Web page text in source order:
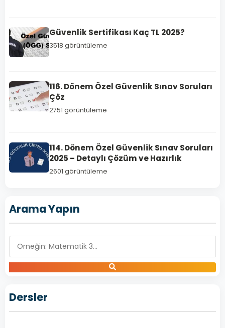
110.
Dönem
Özel
Silah
Sınav
Soruları
Dönem
Özel
Güvenlik
Soruları
Çöz
–
ozelguvenliktestcoz.com
110.
Dönem
Güvenlik
Silah
Güvenlik Sertifikası Kaç TL 2025?
3518 görüntüleme
116. Dönem Özel Güvenlik Sınav Soruları
Çöz
2751 görüntüleme
114. Dönem Özel Güvenlik Sınav Soruları
2025 – Detaylı Çözüm ve Hazırlık
2601 görüntüleme
Arama Yapın
Dersler